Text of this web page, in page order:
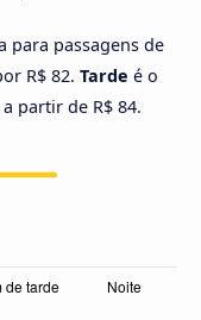
para passagens de
R$ 82. Tarde é o
partir de R$ 84.